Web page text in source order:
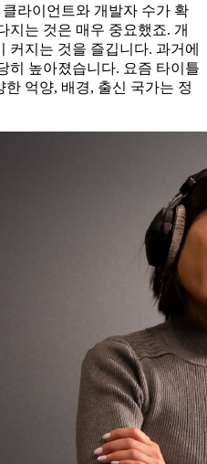
라이언트와 개발자 수가 확
지는 것은 매우 중요했죠. 개
커지는 것을 즐깁니다. 과거에
히 높아졌습니다. 요즘 타이틀
억양, 배경, 출신 국가는 정